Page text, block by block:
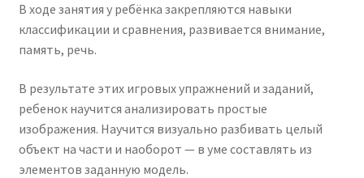
В ходе занятия у ребёнка закрепляются навыки
классификации и сравнения, развивается внимание,
память, речь.
В результате этих игровых упражнений и заданий,
ребенок научится анализировать простые
изображения. Научится визуально разбивать целый
объект на части и наоборот — в уме составлять из
элементов заданную модель.